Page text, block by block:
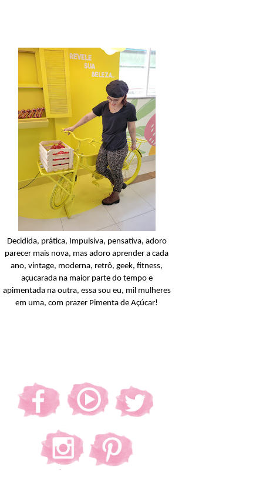
Cabelos Lisos
Açucarando: Inoar
Extraordinário!
Decidida, prática, Impulsiva, pensativa, adoro
parecer mais nova, mas adoro aprender a cada
ano, vintage, moderna, retrô, geek, fitness,
açucarada na maior parte do tempo e
apimentada na outra, essa sou eu, mil mulheres
em uma, com prazer Pimenta de Açúcar!